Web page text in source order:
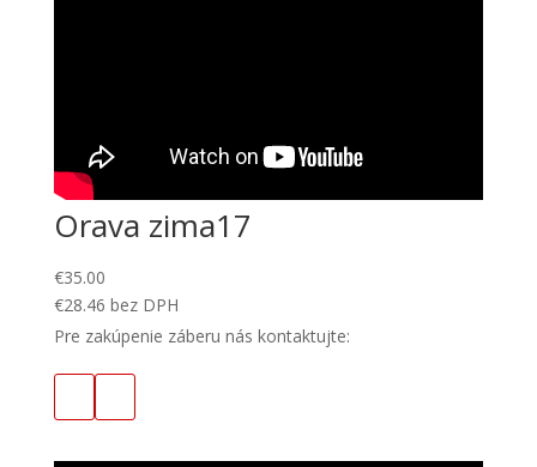
Orava zima17
€35.00
€28.46 bez DPH
Pre zakúpenie záberu nás kontaktujte: